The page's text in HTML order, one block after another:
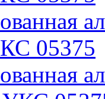
05375